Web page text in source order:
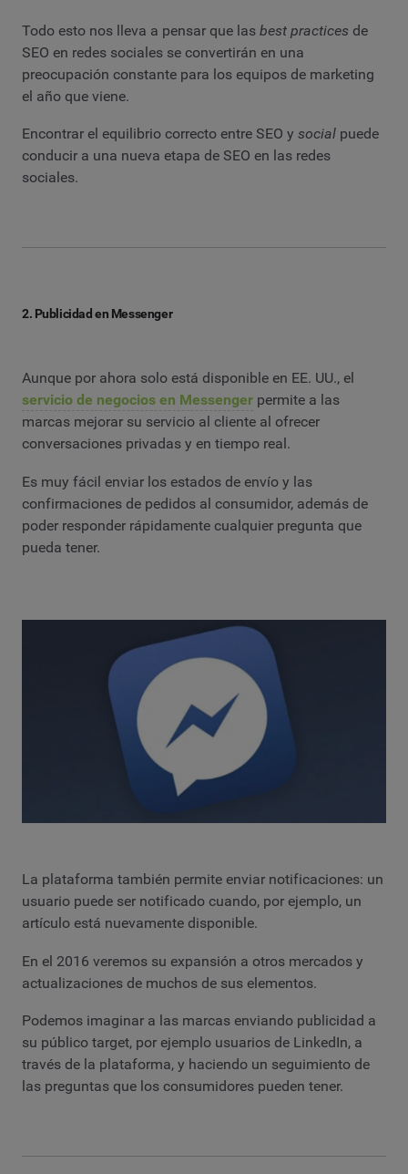
Todo esto nos lleva a pensar que las best practices de
SEO en redes sociales se convertirán en una
preocupación constante para los equipos de marketing
el año que viene.
Encontrar el equilibrio correcto entre SEO y social puede
conducir a una nueva etapa de SEO en las redes
sociales.
2. Publicidad en Messenger
Aunque por ahora solo está disponible en EE. UU., el
servicio de negocios en Messenger permite a las
marcas mejorar su servicio al cliente al ofrecer
conversaciones privadas y en tiempo real.
Es muy fácil enviar los estados de envío y las
confirmaciones de pedidos al consumidor, además de
poder responder rápidamente cualquier pregunta que
pueda tener.
La plataforma también permite enviar notificaciones: un
usuario puede ser notificado cuando, por ejemplo, un
artículo está nuevamente disponible.
En el 2016 veremos su expansión a otros mercados y
actualizaciones de muchos de sus elementos.
Podemos imaginar a las marcas enviando publicidad a
su público target, por ejemplo usuarios de LinkedIn, a
través de la plataforma, y haciendo un seguimiento de
las preguntas que los consumidores pueden tener.